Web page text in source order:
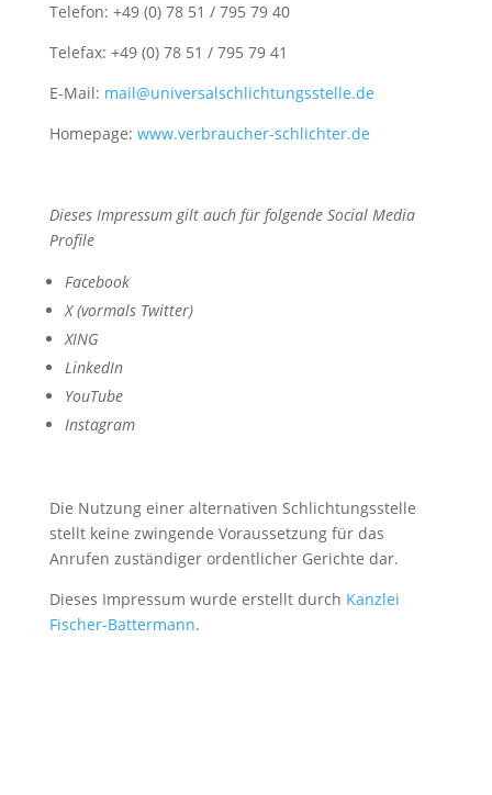
Telefon: +49 (0) 78 51 / 795 79 40
Telefax: +49 (0) 78 51 / 795 79 41
E-Mail: mail@universalschlichtungsstelle.de
Homepage: www.verbraucher-schlichter.de
Dieses Impressum gilt auch für folgende Social Media
Profile
Facebook
X (vormals Twitter)
XING
LinkedIn
YouTube
Instagram
Die Nutzung einer alternativen Schlichtungsstelle
stellt keine zwingende Voraussetzung für das
Anrufen zuständiger ordentlicher Gerichte dar.
Dieses Impressum wurde erstellt durch Kanzlei
Fischer-Battermann.